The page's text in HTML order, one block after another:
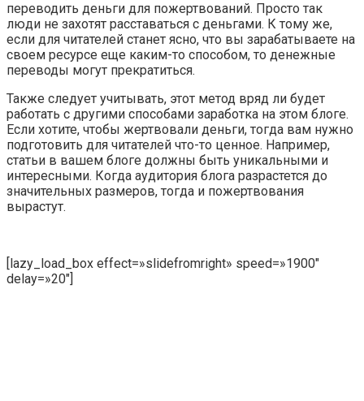
переводить деньги для пожертвований. Просто так
люди не захотят расставаться с деньгами. К тому же,
если для читателей станет ясно, что вы зарабатываете на
своем ресурсе еще каким-то способом, то денежные
переводы могут прекратиться.
Также следует учитывать, этот метод вряд ли будет
работать с другими способами заработка на этом блоге.
Если хотите, чтобы жертвовали деньги, тогда вам нужно
подготовить для читателей что-то ценное. Например,
статьи в вашем блоге должны быть уникальными и
интересными. Когда аудитория блога разрастется до
значительных размеров, тогда и пожертвования
вырастут.
[lazy_load_box effect=»slidefromright» speed=»1900″
delay=»20″]